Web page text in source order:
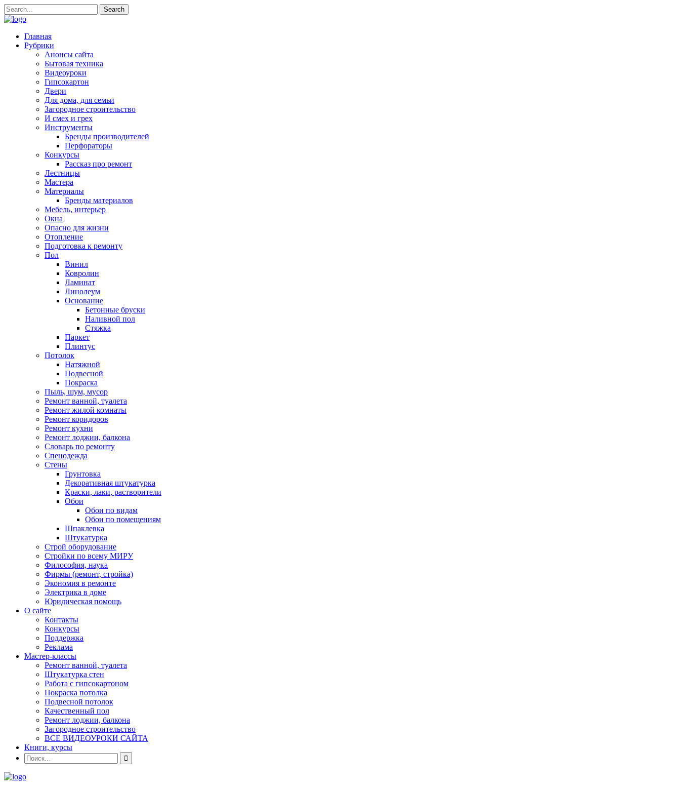
Главная
Рубрики
Анонсы сайта
Бытовая техника
Видеоуроки
Гипсокартон
Двери
Для дома, для семьи
Загородное строительство
И смех и грех
Инструменты
Бренды производителей
Перфораторы
Конкурсы
Рассказ про ремонт
Лестницы
Мастера
Материалы
Бренды материалов
Мебель, интерьер
Окна
Опасно для жизни
Отопление
Подготовка к ремонту
Пол
Винил
Ковролин
Ламинат
Линолеум
Основание
Бетонные бруски
Наливной пол
Стяжка
Паркет
Плинтус
Потолок
Натяжной
Подвесной
Покраска
Пыль, шум, мусор
Ремонт ванной, туалета
Ремонт жилой комнаты
Ремонт коридоров
Ремонт кухни
Ремонт лоджии, балкона
Словарь по ремонту
Спецодежда
Стены
Грунтовка
Декоративная штукатурка
Краски, лаки, растворители
Обои
Обои по видам
Обои по помещениям
Шпаклевка
Штукатурка
Строй оборудование
Стройки по всему МИРУ
Философия, наука
Фирмы (ремонт, стройка)
Экономия в ремонте
Электрика в доме
Юридическая помощь
О сайте
Контакты
Конкурсы
Поддержка
Реклама
Мастер-классы
Ремонт ванной, туалета
Штукатурка стен
Работа с гипсокартоном
Покраска потолка
Подвесной потолок
Качественный пол
Ремонт лоджии, балкона
Загородное строительство
ВСЕ ВИДЕОУРОКИ САЙТА
Книги, курсы